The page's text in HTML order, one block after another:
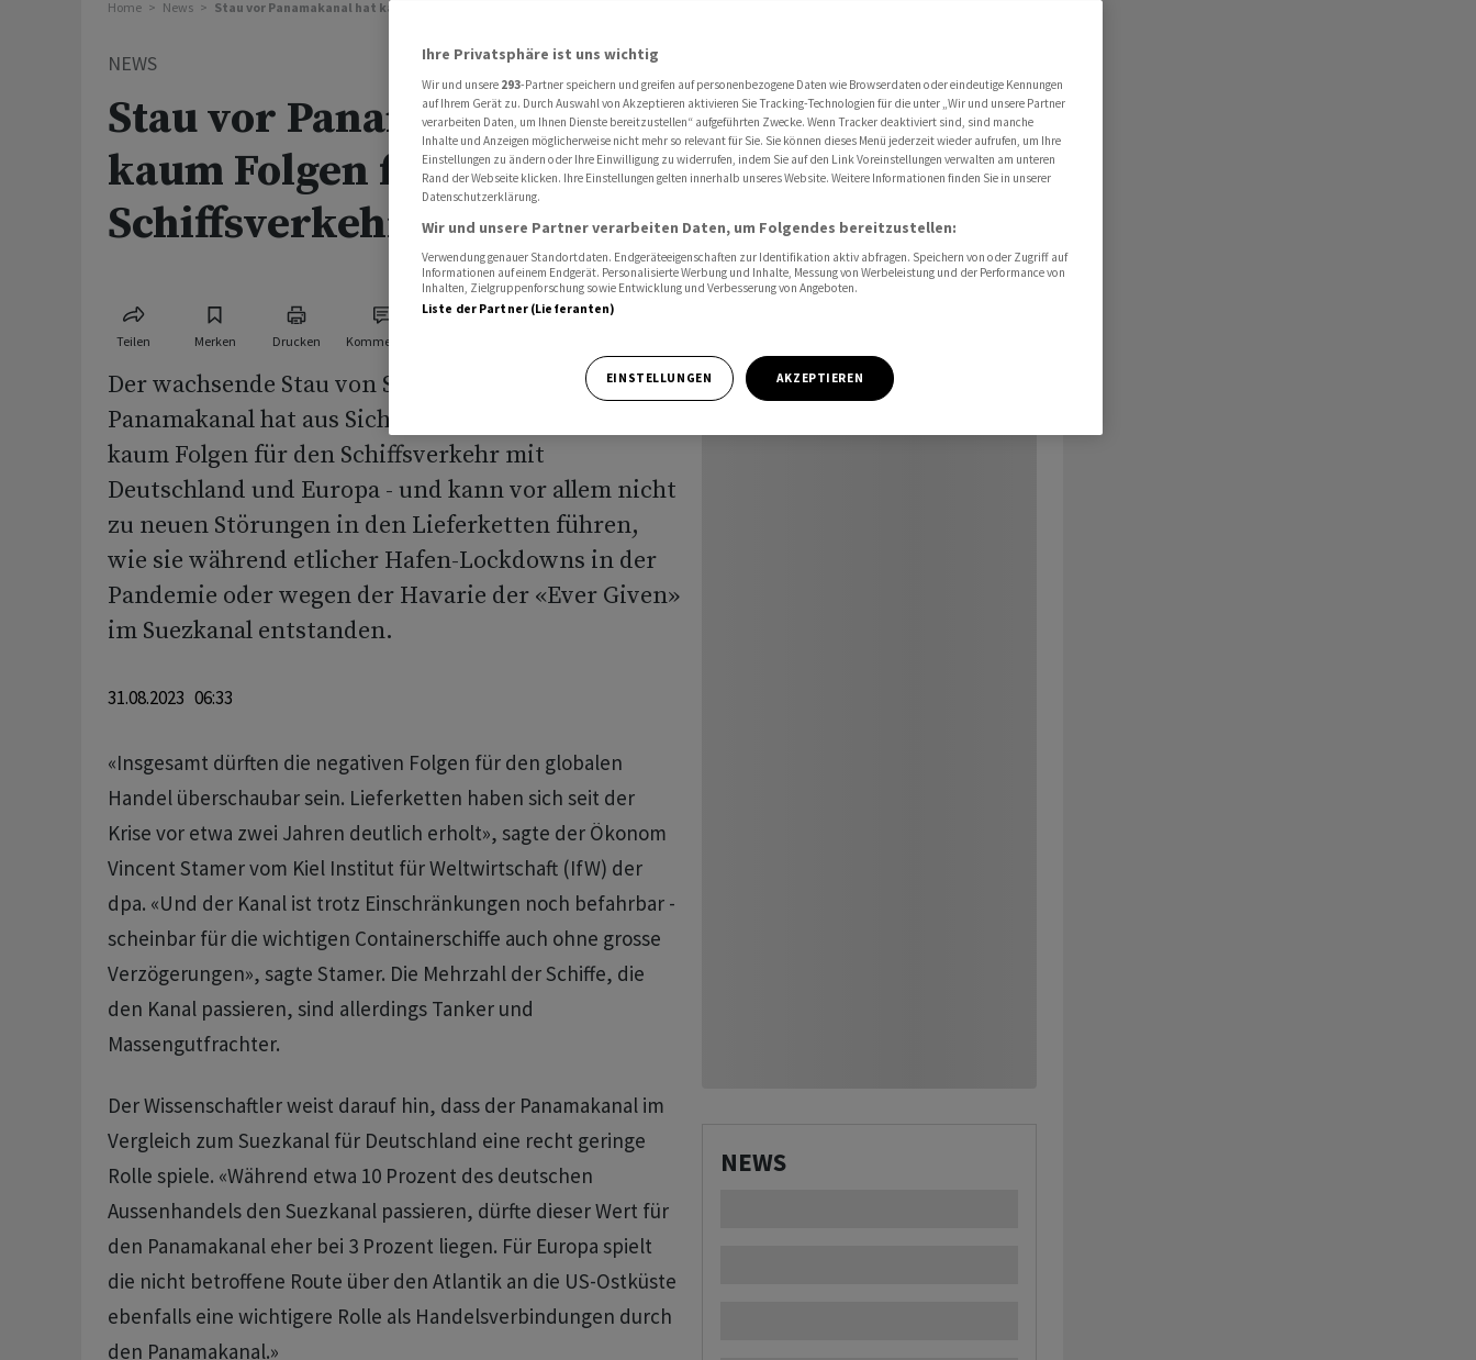
Home News Stau vor Panamakanal hat kaum Folgen für Schiffsverkehr mit Europa
NEWS
Stau vor Panamakanal hat
kaum Folgen für
Schiffsverkehr mit Europa
Teilen Merken Drucken Kommentare
Der wachsende Stau von Schiffen vor dem
Panamakanal hat aus Sicht maritimer Experten
kaum Folgen für den Schiffsverkehr mit
Deutschland und Europa - und kann vor allem nicht
zu neuen Störungen in den Lieferketten führen,
wie sie während etlicher Hafen-Lockdowns in der
Pandemie oder wegen der Havarie der «Ever Given»
im Suezkanal entstanden.
31.08.2023 06:33
«Insgesamt dürften die negativen Folgen für den globalen
Handel überschaubar sein. Lieferketten haben sich seit der
Krise vor etwa zwei Jahren deutlich erholt», sagte der Ökonom
Vincent Stamer vom Kiel Institut für Weltwirtschaft (IfW) der
dpa. «Und der Kanal ist trotz Einschränkungen noch befahrbar -
scheinbar für die wichtigen Containerschiffe auch ohne grosse
Verzögerungen», sagte Stamer. Die Mehrzahl der Schiffe, die
den Kanal passieren, sind allerdings Tanker und
Massengutfrachter.
Der Wissenschaftler weist darauf hin, dass der Panamakanal im
Vergleich zum Suezkanal für Deutschland eine recht geringe
Rolle spiele. «Während etwa 10 Prozent des deutschen
Aussenhandels den Suezkanal passieren, dürfte dieser Wert für
den Panamakanal eher bei 3 Prozent liegen. Für Europa spielt
die nicht betroffene Route über den Atlantik an die US-Ostküste
ebenfalls eine wichtigere Rolle als Handelsverbindungen durch
den Panamakanal.»
NEWS
Ihre Privatsphäre ist uns wichtig
Wir und unsere 293-Partner speichern und greifen auf personenbezogene Daten wie Browserdaten oder eindeutige Kennungen
auf Ihrem Gerät zu. Durch Auswahl von Akzeptieren aktivieren Sie Tracking-Technologien für die unter „Wir und unsere Partner
verarbeiten Daten, um Ihnen Dienste bereitzustellen“ aufgeführten Zwecke. Wenn Tracker deaktiviert sind, sind manche
Inhalte und Anzeigen möglicherweise nicht mehr so relevant für Sie. Sie können dieses Menü jederzeit wieder aufrufen, um Ihre
Einstellungen zu ändern oder Ihre Einwilligung zu widerrufen, indem Sie auf den Link Voreinstellungen verwalten am unteren
Rand der Webseite klicken. Ihre Einstellungen gelten innerhalb unseres Website. Weitere Informationen finden Sie in unserer
Datenschutzerklärung.
Wir und unsere Partner verarbeiten Daten, um Folgendes bereitzustellen:
Verwendung genauer Standortdaten. Endgeräteeigenschaften zur Identifikation aktiv abfragen. Speichern von oder Zugriff auf
Informationen auf einem Endgerät. Personalisierte Werbung und Inhalte, Messung von Werbeleistung und der Performance von
Inhalten, Zielgruppenforschung sowie Entwicklung und Verbesserung von Angeboten.
Liste der Partner (Lieferanten)
EINSTELLUNGEN AKZEPTIEREN